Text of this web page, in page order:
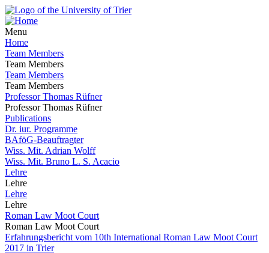
Menu
Home
Team Members
Team Members
Team Members
Team Members
Professor Thomas Rüfner
Professor Thomas Rüfner
Publications
Dr. iur. Programme
BAföG-Beauftragter
Wiss. Mit. Adrian Wolff
Wiss. Mit. Bruno L. S. Acacio
Lehre
Lehre
Lehre
Lehre
Roman Law Moot Court
Roman Law Moot Court
Erfahrungsbericht vom 10th International Roman Law Moot Court
2017 in Trier